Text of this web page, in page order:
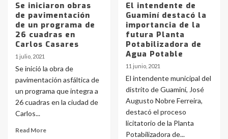
Se iniciaron obras
de pavimentación
de un programa de
26 cuadras en
Carlos Casares
1 julio, 2021
Se inició la obra de
pavimentación asfáltica de
un programa que integra a
26 cuadras en la ciudad de
Carlos...
Read More
El intendente de
Guaminí destacó la
importancia de la
futura Planta
Potabilizadora de
Agua Potable
11 junio, 2021
El intendente municipal del
distrito de Guaminí, José
Augusto Nobre Ferreira,
destacó el proceso
licitatorio de la Planta
Potabilizadora de...